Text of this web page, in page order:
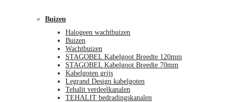
Buizen
Halogeen wachtbuizen
Buizen
Wachtbuizen
STAGOBEL Kabelgoot Breedte 120mm
STAGOBEL Kabelgoot Breedte 70mm
Kabelgoten grijs
Legrand Design kabelgoten
Tehalit verdeelkanalen
TEHALIT bedradingskanalen